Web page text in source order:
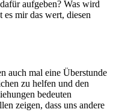
aufgeben? Was wird
mir das wert, diesen
auch mal eine Überstunde
zu helfen und den
bedeuten
zeigen, dass uns andere